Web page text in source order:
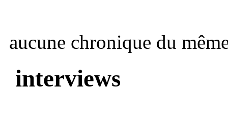
aucune chronique du
interviews